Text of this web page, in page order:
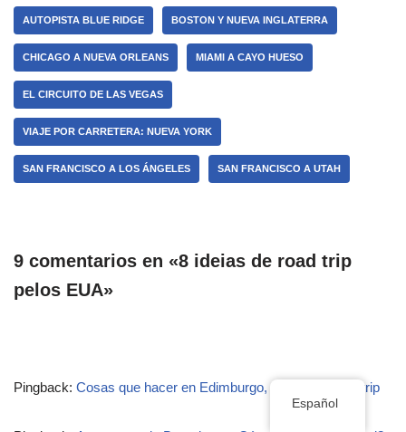
AUTOPISTA BLUE RIDGE BOSTON Y NUEVA INGLATERRA
CHICAGO A NUEVA ORLEANS MIAMI A CAYO HUESO
EL CIRCUITO DE LAS VEGAS
VIAJE POR CARRETERA: NUEVA YORK
SAN FRANCISCO A LOS ÁNGELES SAN FRANCISCO A UTAH
9 comentarios en «8 ideias de road trip
pelos EUA»
Pingback: Cosas que hacer en Edimburgo, Escocia - Wenttrip
Español